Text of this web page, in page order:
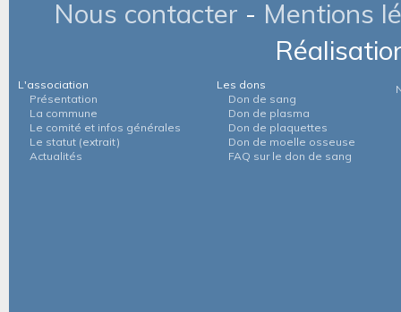
Nous contacter - Mentions
L'association
Présentation
La commune
Le comité et infos générales
Le statut (extrait)
Actualités
Les dons
Don de sang
Don de plasma
Don de plaquettes
Don de moelle osseuse
FAQ sur le don de sang